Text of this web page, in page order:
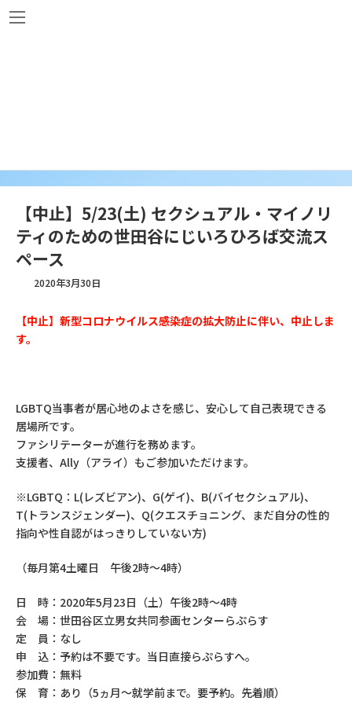
コ
ン
ナ
ビ
【中止】5/23(土) セクシュアル・マイノリ
ティのための世田谷にじいろひろば交流ス
ペース
2020年3月30日
【中止】新型コロナウイルス感染症の拡大防止に伴い、中止しま
す。
LGBTQ当事者が居心地のよさを感じ、安心して自己表現できる
居場所です。
ファシリテーターが進行を務めます。
支援者、Ally（アライ）もご参加いただけます。
※LGBTQ：L(レズビアン)、G(ゲイ)、B(バイセクシュアル)、
T(トランスジェンダー)、Q(クエスチョニング、まだ自分の性的
指向や性自認がはっきりしていない方)
（毎月第4土曜日 午後2時～4時）
日 時：2020年5月23日（土）午後2時～4時
会 場：世田谷区立男女共同参画センターらぷらす
定 員：なし
申 込：予約は不要です。当日直接らぷらすへ。
参加費：無料
保 育：あり（5ヵ月～就学前まで。要予約。先着順）